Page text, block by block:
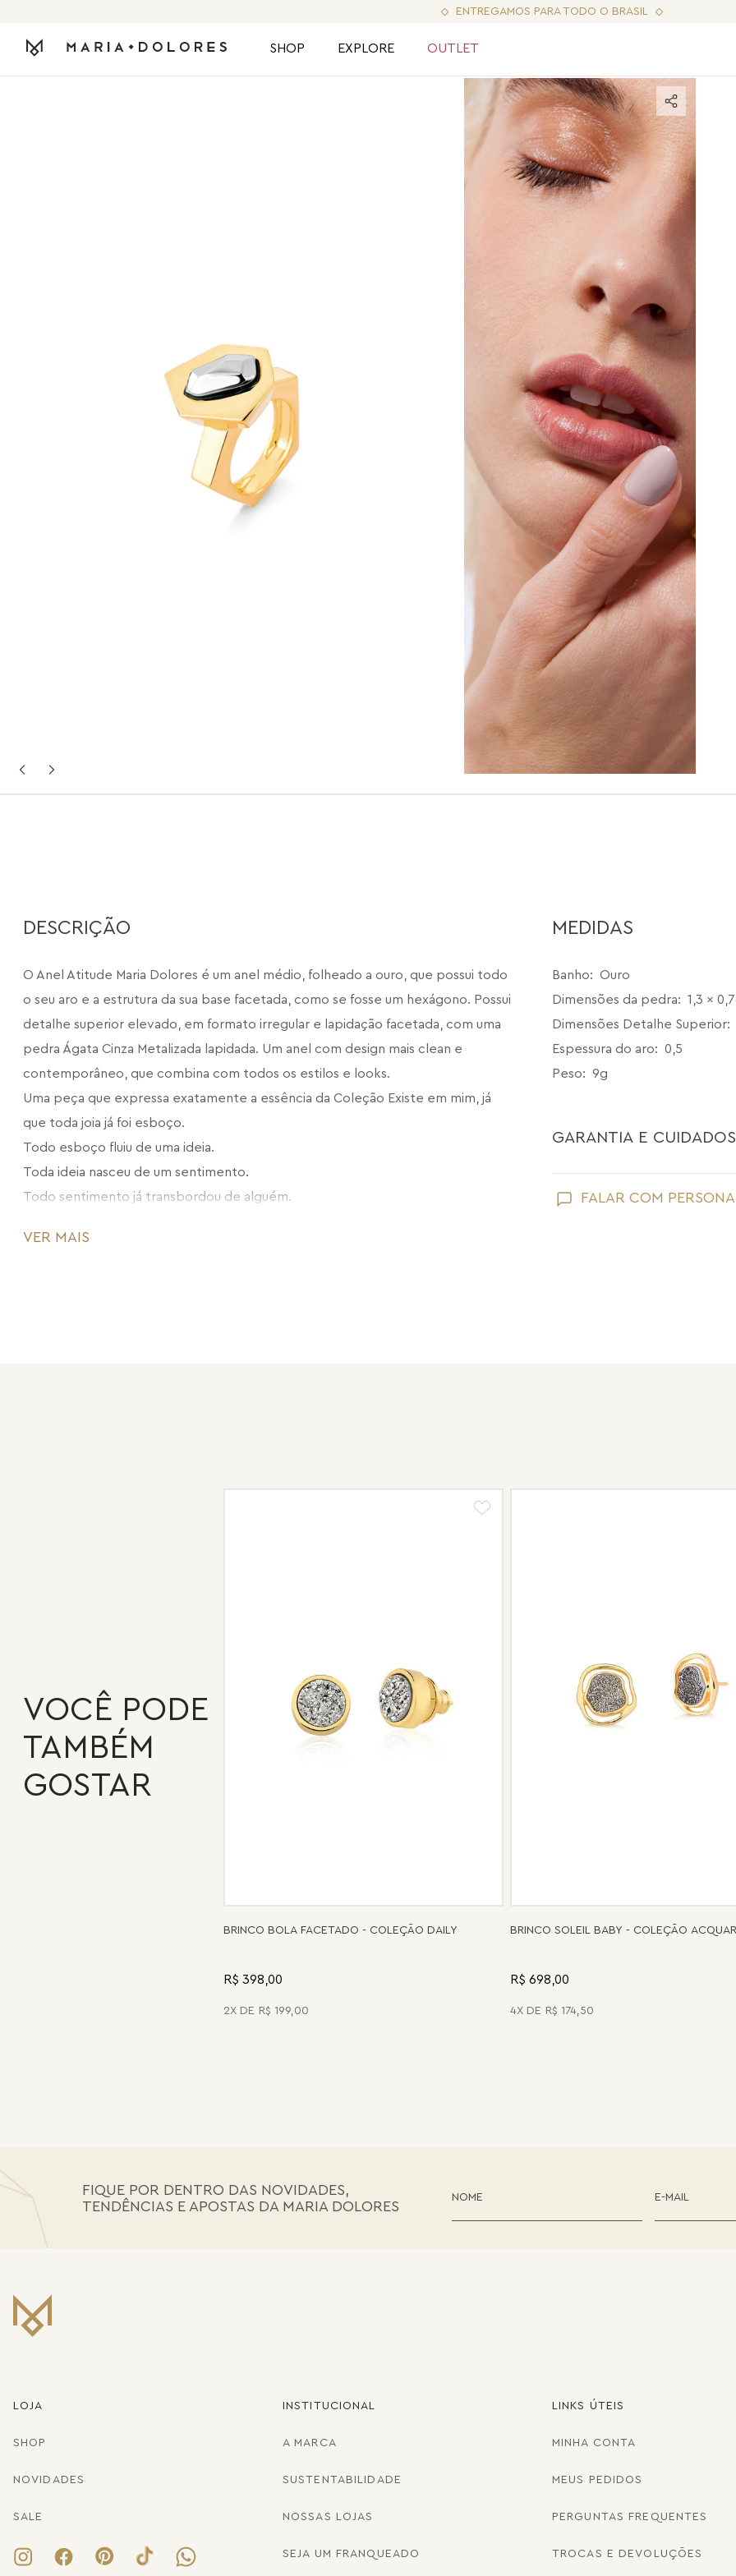
ENTREGAMOS PARA TODO O BRASIL
SHOP EXPLORE OUTLET
DESCRIÇÃO
O Anel Atitude Maria Dolores é um anel médio, folheado a ouro, que possui todo
o seu aro e a estrutura da sua base facetada, como se fosse um hexágono. Possui
detalhe superior elevado, em formato irregular e lapidação facetada, com uma
pedra Ágata Cinza Metalizada lapidada. Um anel com design mais clean e
contemporâneo, que combina com todos os estilos e looks.
Uma peça que expressa exatamente a essência da Coleção Existe em mim, já
que toda joia já foi esboço.
Todo esboço fluiu de uma ideia.
Toda ideia nasceu de um sentimento.
Todo sentimento já transbordou de alguém.
assim como a coleção Existe em Mim.
VER MAIS
MEDIDAS
Banho: Ouro
Dimensões da pedra: 1,3 x
Dimensões Detalhe Superior:
Espessura do aro: 0,5
Peso: 9g
GARANTIA E CUIDADOS
Como toda joia, sua peça Maria
FALAR COM
VOCÊ PODE
TAMBÉM
GOSTAR
BRINCO BOLA FACETADO - COLEÇÃO DAILY
R$ 398,00
2 R$ 199,00
BRINCO SOLEIL BABY - COLEÇÃO
R$ 698,00
4 R$ 174,50
FIQUE POR DENTRO DAS NOVIDADES,
TENDÊNCIAS E APOSTAS DA MARIA DOLORES
LOJA
SHOP
NOVIDADES
SALE
INSTITUCIONAL
A MARCA
SUSTENTABILIDADE
NOSSAS LOJAS
SEJA UM FRANQUEADO
LINKS ÚTEIS
MINHA CONTA
MEUS PEDIDOS
PERGUNTAS FREQUENTES
TROCAS E DEVOLUÇÕES